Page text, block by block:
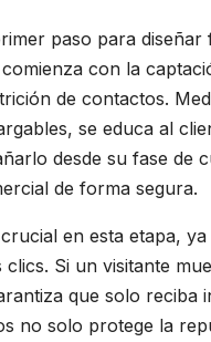
paso para
con la
de contactos.
se educa al
desde su fase de
de forma segura.
en esta etapa,
Si un visitante
que solo reciba
no solo protege la